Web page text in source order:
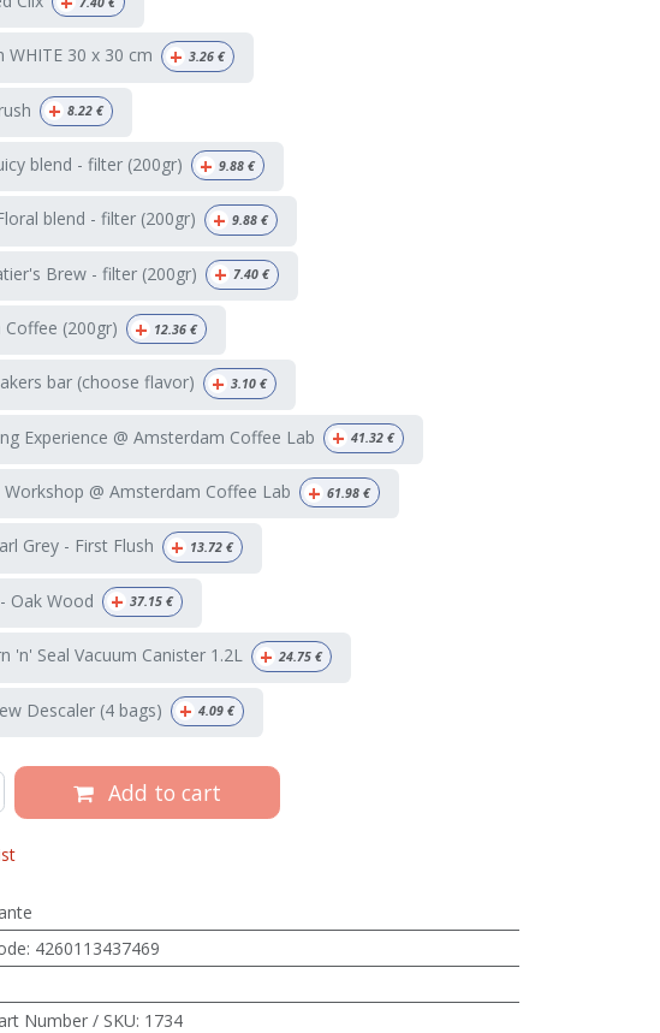
WHITE 30 x 30 cm + 3.26 €
+ 8.22 €
blend - filter (200gr) + 9.88 €
blend - filter (200gr) + 9.88 €
Brew - filter (200gr) + 7.40 €
Coffee (200gr) + 12.36 €
bar (choose flavor) + 3.10 €
Experience @ Amsterdam Coffee Lab + 41.32 €
@ Amsterdam Coffee Lab + 61.98 €
Grey - First Flush + 13.72 €
Oak Wood + 37.15 €
'n' Seal Vacuum Canister 1.2L + 24.75 €
Descaler (4 bags) + 4.09 €
Add to cart
: 4260113437469
Number / SKU: 1734